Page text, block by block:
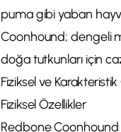
puma gibi yaban
Coonhound; dengeli
doğa tutkunları için
Fiziksel ve
Fiziksel Özellikler
Redbone